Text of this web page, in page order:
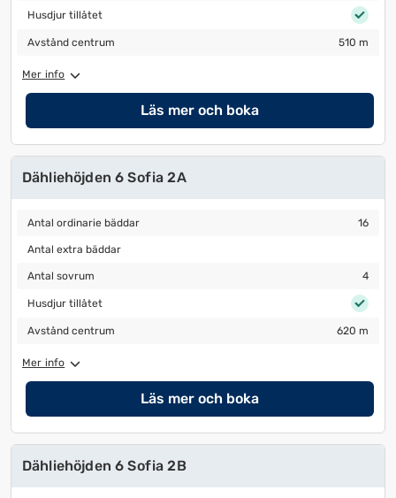
Husdjur tillåtet
Husdjur tillåtet
Avstånd centrum
Avstånd centrum 510 m
Mer info
Läs mer och boka
Dähliehöjden 6 Sofia 2A
Antal ordinarie bäddar
Antal ordinarie bäddar 16
Antal extra bäddar
Antal extra bäddar
Antal sovrum
Antal sovrum 4
Husdjur tillåtet
Husdjur tillåtet
Avstånd centrum
Avstånd centrum 620 m
Mer info
Läs mer och boka
Dähliehöjden 6 Sofia 2B